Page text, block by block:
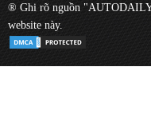
® Ghi rõ nguồn
website này.